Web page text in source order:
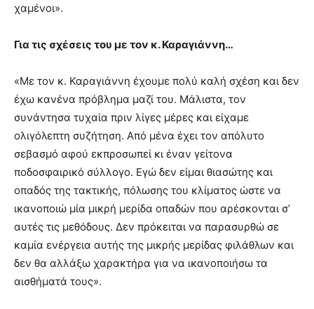
χαμένοι».
Για τις σχέσεις του με τον κ. Καραγιάννη…
«Με τον κ. Καραγιάννη έχουμε πολύ καλή σχέση και δεν
έχω κανένα πρόβλημα μαζί του. Μάλιστα, τον
συνάντησα τυχαία πριν λίγες μέρες και είχαμε
ολιγόλεπτη συζήτηση. Από μένα έχει τον απόλυτο
σεβασμό αφού εκπροσωπεί κι έναν γείτονα
ποδοσφαιρικό σύλλογο. Εγώ δεν είμαι θιασώτης και
οπαδός της τακτικής, πόλωσης του κλίματος ώστε να
ικανοποιώ μία μικρή μερίδα οπαδών που αρέσκονται σ’
αυτές τις μεθόδους. Δεν πρόκειται να παρασυρθώ σε
καμία ενέργεια αυτής της μικρής μερίδας φιλάθλων και
δεν θα αλλάξω χαρακτήρα για να ικανοποιήσω τα
αισθήματά τους».